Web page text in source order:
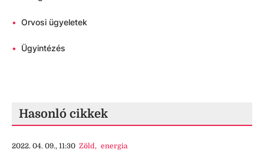
• Orvosi ügyeletek
• Ügyintézés
Hasonló cikkek
2022. 04. 09., 11:30 Zöld, energia